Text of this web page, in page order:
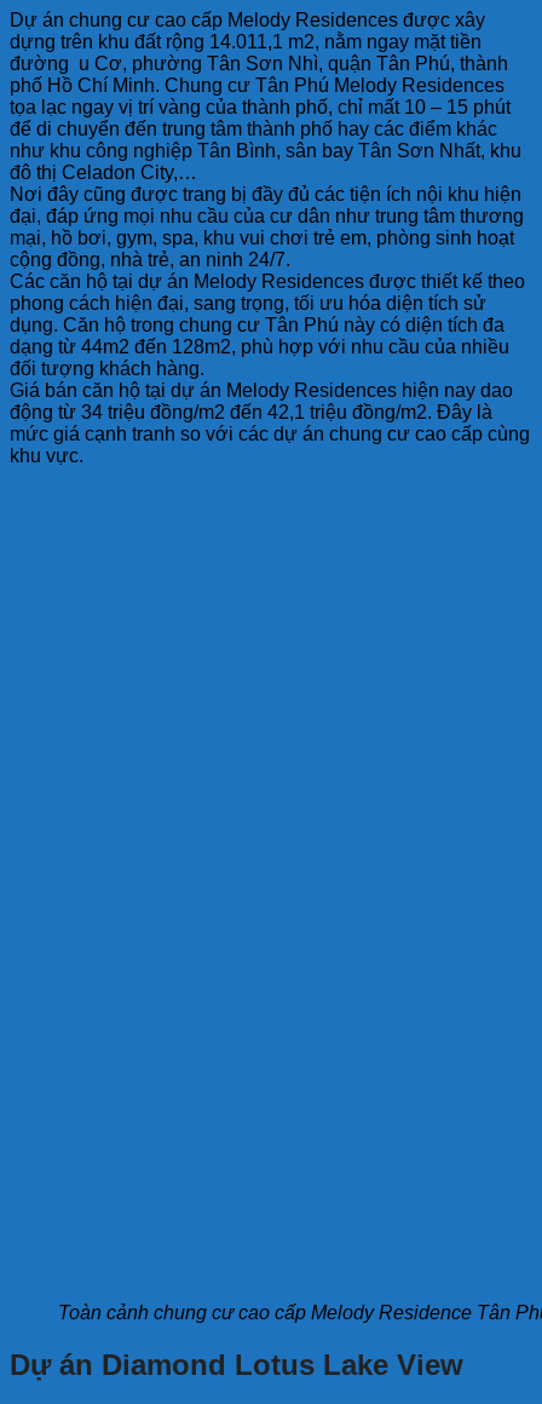
Dự án chung cư cao cấp Melody Residences được xây
dựng trên khu đất rộng 14.011,1 m2, nằm ngay mặt tiền
đường u Cơ, phường Tân Sơn Nhì, quận Tân Phú, thành
phố Hồ Chí Minh. Chung cư Tân Phú Melody Residences
tọa lạc ngay vị trí vàng của thành phố, chỉ mất 10 – 15 phút
để di chuyển đến trung tâm thành phố hay các điểm khác
như khu công nghiệp Tân Bình, sân bay Tân Sơn Nhất, khu
đô thị Celadon City,…
Nơi đây cũng được trang bị đầy đủ các tiện ích nội khu hiện
đại, đáp ứng mọi nhu cầu của cư dân như trung tâm thương
mại, hồ bơi, gym, spa, khu vui chơi trẻ em, phòng sinh hoạt
cộng đồng, nhà trẻ, an ninh 24/7.
Các căn hộ tại dự án Melody Residences được thiết kế theo
phong cách hiện đại, sang trọng, tối ưu hóa diện tích sử
dụng. Căn hộ trong chung cư Tân Phú này có diện tích đa
dạng từ 44m2 đến 128m2, phù hợp với nhu cầu của nhiều
đối tượng khách hàng.
Giá bán căn hộ tại dự án Melody Residences hiện nay dao
động từ 34 triệu đồng/m2 đến 42,1 triệu đồng/m2. Đây là
mức giá cạnh tranh so với các dự án chung cư cao cấp cùng
khu vực.
Toàn cảnh chung cư cao cấp Melody Residence Tân
Dự án Diamond Lotus Lake View